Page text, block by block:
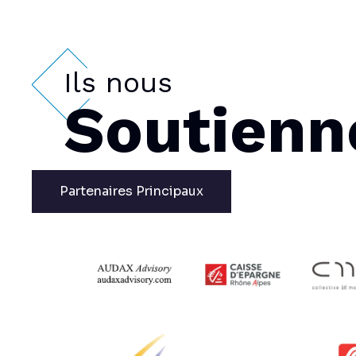
Ils nous
Partenaires Principaux